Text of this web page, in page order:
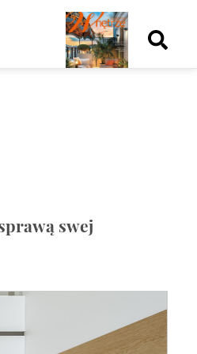
Nowy
numer
swej